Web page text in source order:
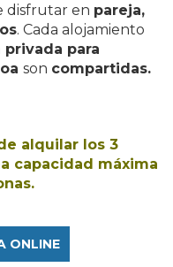
disfrutar en pareja,
. Cada alojamiento
privada para
son compartidas.
alquilar los 3
capacidad máxima
ONLINE